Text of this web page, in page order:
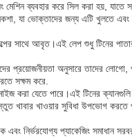
ব্যবহার করে সিল করা হয়, যাতে
যা ভোক্তাদের জন্য এটি খুলতে
সাথে আবৃত।এই লেপ শুধু টিনের
প্রয়োজনীয়তা অনুসারে তাদের
সক্ষম করে.
করা যেতে পারে।এই টিনের
খাবার খাওয়ার সুবিধা উপভোগ
নির্ভরযোগ্য প্যাকেজিং সমাধান